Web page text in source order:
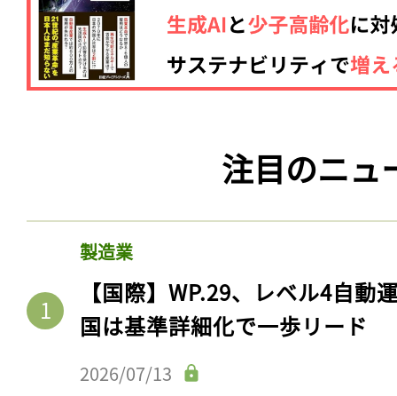
注目のニュ
製造業
【国際】WP.29、レベル4自動
国は基準詳細化で一歩リード
2026/07/13